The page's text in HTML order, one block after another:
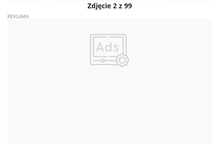
Zdjęcie 2 z 99